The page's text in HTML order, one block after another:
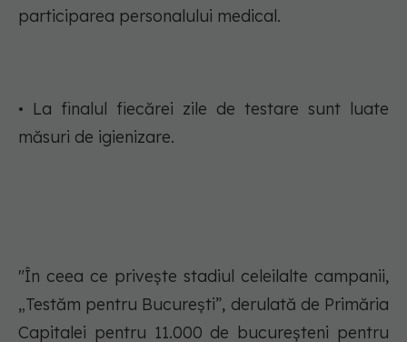
participarea personalului medical.
• La finalul fiecărei zile de testare sunt luate
măsuri de igienizare.
"În ceea ce privește stadiul celeilalte campanii,
„Testăm pentru București”, derulată de Primăria
Capitalei pentru 11.000 de bucureșteni pentru